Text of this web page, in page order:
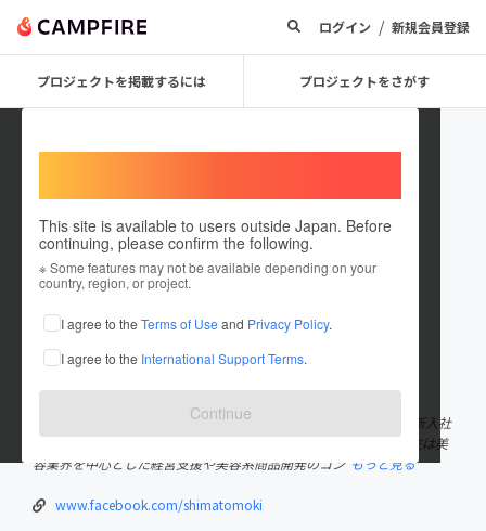
ログイン / 新規会員登録
プロジェクトを掲載するには プロジェクトをさがす
This site is available to users outside Japan. Before
continuing, please confirm the following.
※ Some features may not be available depending on your
country, region, or project.
I agree to the Terms of Use and Privacy Policy.
I agree to the International Support Terms.
Continue
shimabukuro
これまでに11回支援して1件のプロジェクトを投稿しています
在住国：日本 現在地：東京都
出身国：日本 出身地：東京都
商品開発コンサルタントの島袋智輝（しまぶくろともき）です。 新入社
員で化粧品会社に所属し、美容業界に長年携わってきました。現在は美
容業界を中心とした経営支援や美容系商品開発のコン もっと見る
www.facebook.com/shimatomoki